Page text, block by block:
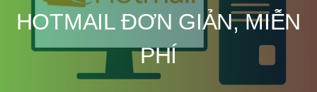
HOTMAIL ĐƠN GIẢN, MIỄN
PHÍ